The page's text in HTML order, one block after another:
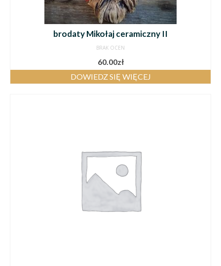
brodaty Mikołaj ceramiczny II
BRAK OCEN
60.00zł
DOWIEDZ SIĘ WIĘCEJ